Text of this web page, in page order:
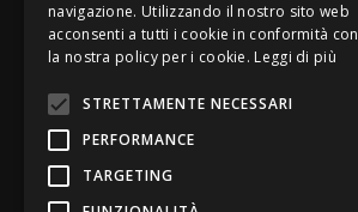
Be Bankers è ideato da
navigazione. Utilizzando il nostro sito web
acconsenti a tutti i cookie in conformità con
la nostra policy per i cookie. Leggi di più
STRETTAMENTE NECESSARI
PERFORMANCE
TARGETING